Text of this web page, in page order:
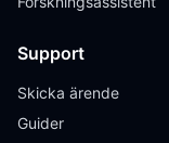
Support
Skicka ärende
Guider